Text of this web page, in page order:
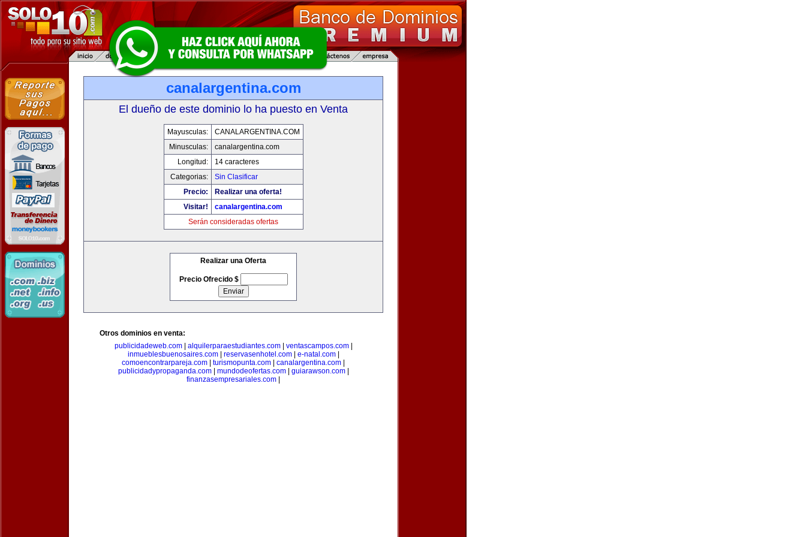
canalargentina.com
El dueño de este dominio lo ha puesto en Venta
Mayusculas:
CANALARGENTINA.COM
Minusculas:
canalargentina.com
Longitud:
14 caracteres
Categorias:
Sin Clasificar
Precio:
Realizar una oferta!
Visitar!
canalargentina.com
Serán consideradas ofertas
Realizar una Oferta
Precio Ofrecido $
Otros dominios en venta:
publicidadeweb.com| alquilerparaestudiantes.com| ventascampos.com|
inmueblesbuenosaires.com| reservasenhotel.com| e-natal.com|
comoencontrarpareja.com
turismopunta.com canalargentina.com
publicidadypropaganda.com| mundodeofertas.com| guiarawson.com|
finanzasempresariales.com